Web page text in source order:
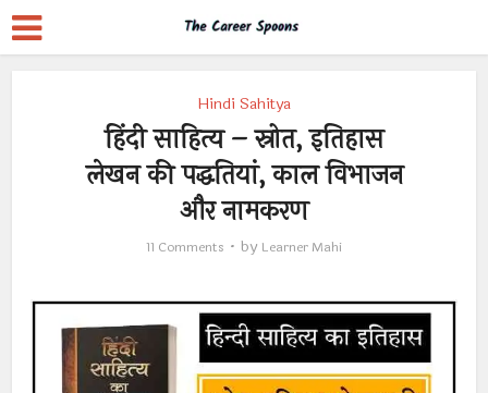
Hindi Sahitya
हिंदी साहित्य – स्रोत, इतिहास
लेखन की पद्धतियां, काल विभाजन
और नामकरण
11 Comments by Learner Mahi